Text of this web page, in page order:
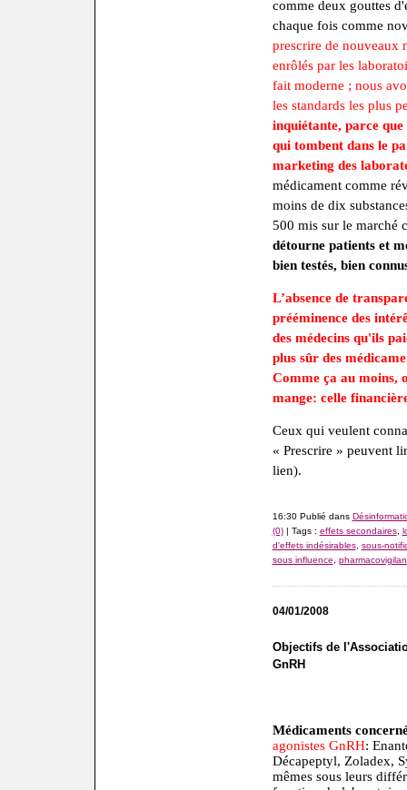
comme deux gouttes
chaque fois comme
prescrire de nouveaux
enrôlés par les
fait moderne ; nous
les standards les plus
inquiétante, parce que
qui tombent dans le
marketing des
médicament comme
moins de dix
500 mis sur le marché
détourne patients et
bien testés, bien
L’absence de
prééminence des
des médecins qu'ils
plus sûr des
Comme ça au moins,
mange: celle
Ceux qui veulent
« Prescrire » peuvent
lien).
16:30 Publié dans
(0)| Tags : effets secondaires,
d'effets indésirables, sous-
sous influence
04/01/2008
Objectifs de
GnRH
Médicaments
agonistes GnRH:
Décapeptyl, Zoladex,
mêmes sous leurs